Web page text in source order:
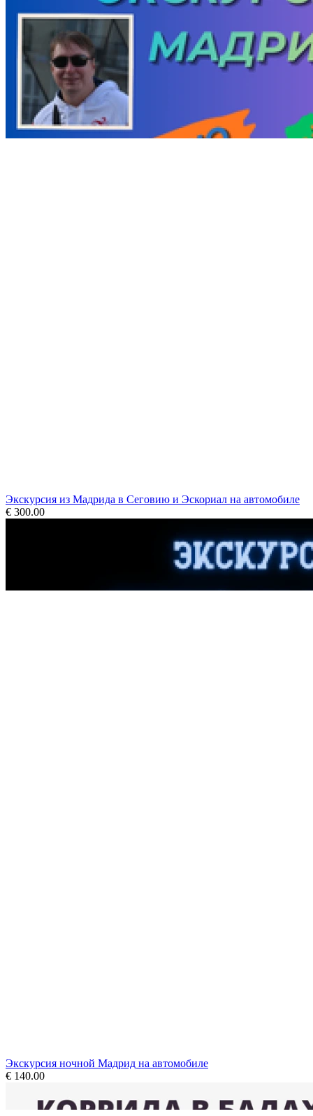
Экскурсия из Мадрида в Сеговию и Эскориал на автомобиле
€ 300.00
Экскурсия ночной Мадрид на автомобиле
€ 140.00